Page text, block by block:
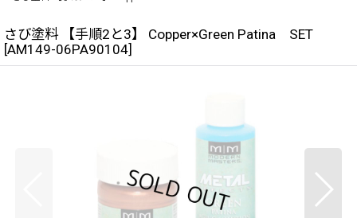
さび塗料 【手順2と3】 Copper×Green Patina SET
[AM149-06PA90104]